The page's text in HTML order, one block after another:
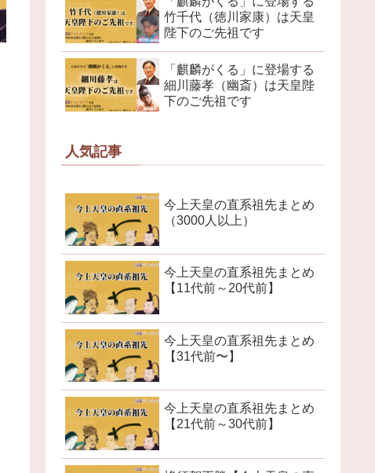
竹千代（徳川家康）は天皇
陛下のご先祖です
「麒麟がくる」に登場する
細川藤孝（幽斎）は天皇陛
下のご先祖です
人気記事
今上天皇の直系祖先まとめ
（3000人以上）
今上天皇の直系祖先まとめ
【11代前～20代前】
今上天皇の直系祖先まとめ
【31代前〜】
今上天皇の直系祖先まとめ
【21代前～30代前】